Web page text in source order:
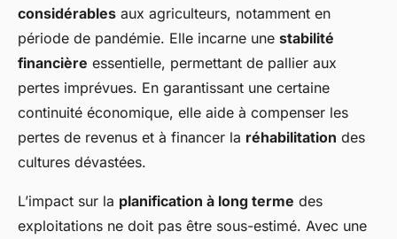
considérables aux agriculteurs, notamment en
période de pandémie. Elle incarne une stabilité
financière essentielle, permettant de pallier aux
pertes imprévues. En garantissant une certaine
continuité économique, elle aide à compenser les
pertes de revenus et à financer la réhabilitation des
cultures dévastées.
L’impact sur la planification à long terme des
exploitations ne doit pas être sous-estimé. Avec une